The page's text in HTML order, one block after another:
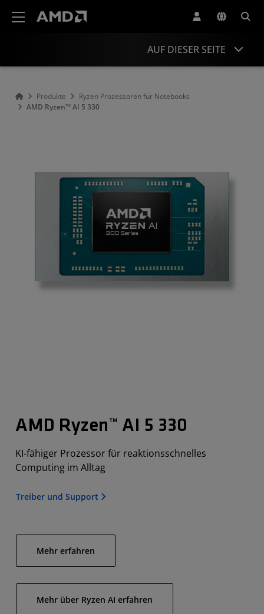
AUF DIESER SEITE
Produkte
Ryzen Prozessoren für Notebooks
AMD Ryzen™ AI 5 330
AMD Ryzen™ AI 5 330
KI-fähiger Prozessor für reaktionsschnelles
Computing im Alltag
Treiber und Support
Mehr erfahren
Mehr über Ryzen AI erfahren